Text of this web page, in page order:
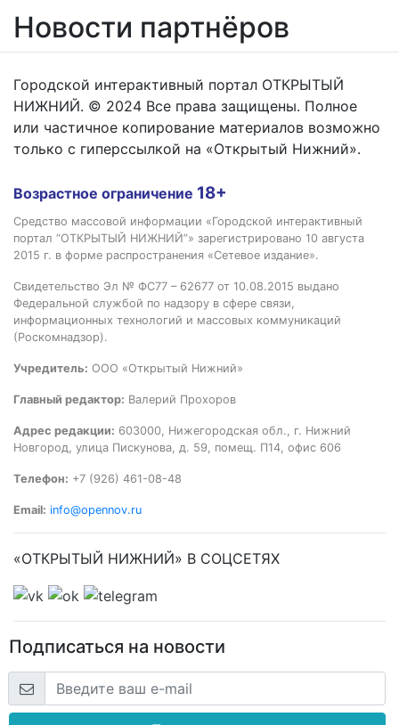
Новости партнёров
Городской интерактивный портал ОТКРЫТЫЙ
НИЖНИЙ. © 2024 Все права защищены. Полное
или частичное копирование материалов возможно
только с гиперссылкой на «Открытый Нижний».
Возрастное ограничение 18+
Средство массовой информации «Городской интерактивный
портал “ОТКРЫТЫЙ НИЖНИЙ”» зарегистрировано 10 августа
2015 г. в форме распространения «Сетевое издание».
Свидетельство Эл № ФС77 – 62677 от 10.08.2015 выдано
Федеральной службой по надзору в сфере связи,
информационных технологий и массовых коммуникаций
(Роскомнадзор).
Учредитель: ООО «Открытый Нижний»
Главный редактор: Валерий Прохоров
Адрес редакции: 603000, Нижегородская обл., г. Нижний
Новгород, улица Пискунова, д. 59, помещ. П14, офис 606
Телефон: +7 (926) 461-08-48
Email: info@opennov.ru
«ОТКРЫТЫЙ НИЖНИЙ» В СОЦСЕТЯХ
Подписаться на новости